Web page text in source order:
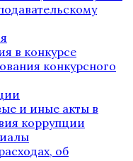
в конкурсе
конкурсного
и иные акты в
коррупции
об